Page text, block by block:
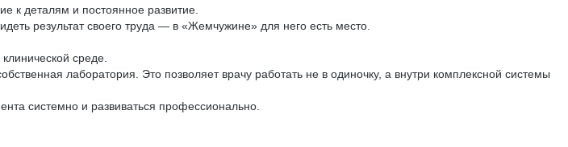
к деталям и постоянное развитие.
результат своего труда — в «Жемчужине» для него есть место.
среде.
лаборатория. Это позволяет врачу работать не в одиночку, а внутри комплексной системы
системно и развиваться профессионально.